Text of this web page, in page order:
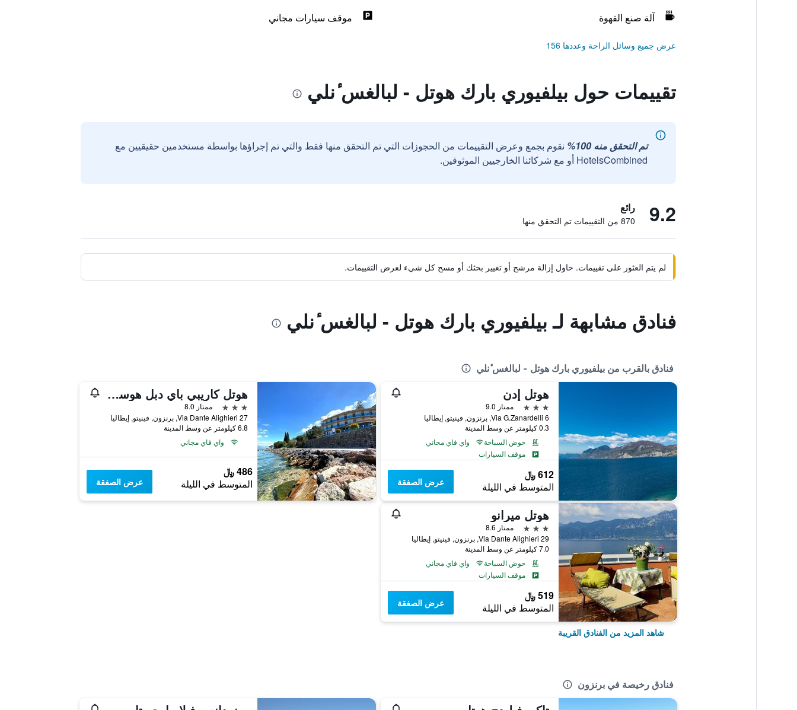
آلة صنع القهوة
موقف سيارات مجاني
عرض جميع وسائل الراحة وعددها 156
تقييمات حول بيلفيوري بارك هوتل - لبالغس ٔنلي
تم التحقق منه 100%
نقوم بجمع وعرض التقييمات من الحجوزات التي تم التحقق منها فقط والتي تم إجراؤها بواسطة مستخدمين حقيقيين مع
HotelsCombined أو مع شركائنا الخارجيين الموثوقين.
9.2 رائع
870 من التقييمات تم التحقق منها
لم يتم العثور على تقييمات. حاول إزالة مرشح أو تغيير بحثك أو مسح كل شيء لعرض التقييمات.
فنادق مشابهة لـ بيلفيوري بارك هوتل - لبالغس ٔنلي
فنادق بالقرب من بيلفيوري بارك هوتل - لبالغس ٔنلي
هوتل إدن
3 نجوم
ممتاز 9.0
Via G.Zanardelli 6, برنزون, فينيتو, إيطاليا
0.3 كيلومتر عن وسط المدينة
حوض السباحة
واي فاي مجاني
موقف السيارات
612 ﷼
المتوسط في الليلة عرض الصفقة
هوتل كاريبي باي دبل هوسبيتاليتي
3 نجوم
ممتاز 8.0
Via Dante Alighieri 27, برنزون, فينيتو, إيطاليا
6.8 كيلومتر عن وسط المدينة
واي فاي مجاني
486 ﷼
المتوسط في الليلة عرض الصفقة
هوتل ميرانو
3 نجوم
ممتاز 8.6
Via Dante Alighieri 29, برنزون, فينيتو, إيطاليا
7.0 كيلومتر عن وسط المدينة
حوض السباحة
واي فاي مجاني
موقف السيارات
519 ﷼
المتوسط في الليلة عرض الصفقة
شاهد المزيد من الفنادق القريبة
فنادق رخيصة في برنزون